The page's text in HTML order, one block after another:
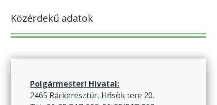
Közérdekű adatok
Polgármesteri Hivatal:
2465 Ráckeresztúr, Hősök tere 20.